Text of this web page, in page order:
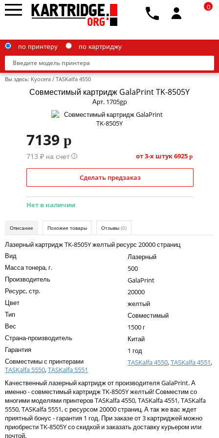
Canon
Epson
IBM
Kodak
Konica Minolta
Lexmark
OKI
Samsung
Sharp
Toshiba
Xerox
Для франкировальной машины
Ленточные картриджи
по принтеру по картриджу
0
Вы здесь: Kyocera / TASKalfa 4550
Совместимый картридж GalaPrint TK-8505Y
Арт. 1705gp
7139 p
713 ₽ на счет ? от 3-х штук6925 p
Сделать предзаказ
Нет в наличии
Описание Похожие товары Отзывы (0)
Лазерный картридж TK-8505Y желтый ресурс 20000 страниц
Вид
Лазерный
Масса тонера, г.
500
Производитель
GalaPrint
Ресурс, стр.
20000
Цвет
желтый
Тип
Совместимый
Вес
1500 г
Страна-производитель
Китай
Гарантия
1 год
Совместимы с принтерами
TASKalfa 4550,TASKalfa 4551,
TASKalfa 5550,TASKalfa 5551
Качественный лазерный картридж от производителя GalaPrint. А
именно - совместимый картридж TK-8505Y желтый! Совместим со
многими моделями принтеров TASKalfa 4550, TASKalfa 4551, TASKalfa
5550, TASKalfa 5551, с ресурсом 20000 страниц. А так же вас ждет
приятный бонус - гарантия 1 год. При заказе от 3 картриджей можно
приобрести TK-8505Y со скидкой и заказать доставку курьером или
почтой.